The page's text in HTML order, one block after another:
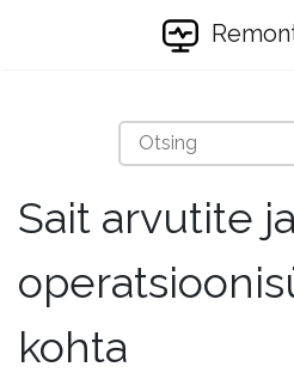
Sait arvutite ja
kohta